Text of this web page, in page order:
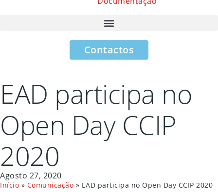
Contactos
EAD participa no
Open Day CCIP
2020
Agosto 27, 2020
Início » Comunicação » EAD participa no Open Day CCIP 2020